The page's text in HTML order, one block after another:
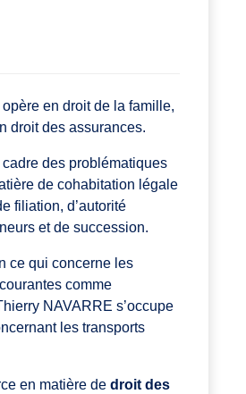
opère en droit de la famille,
droit des assurances.
des problématiques
de cohabitation légale
filiation, d’autorité
et de succession.
ce qui concerne les
comme
NAVARRE s’occupe
les transports
en matière de droit des